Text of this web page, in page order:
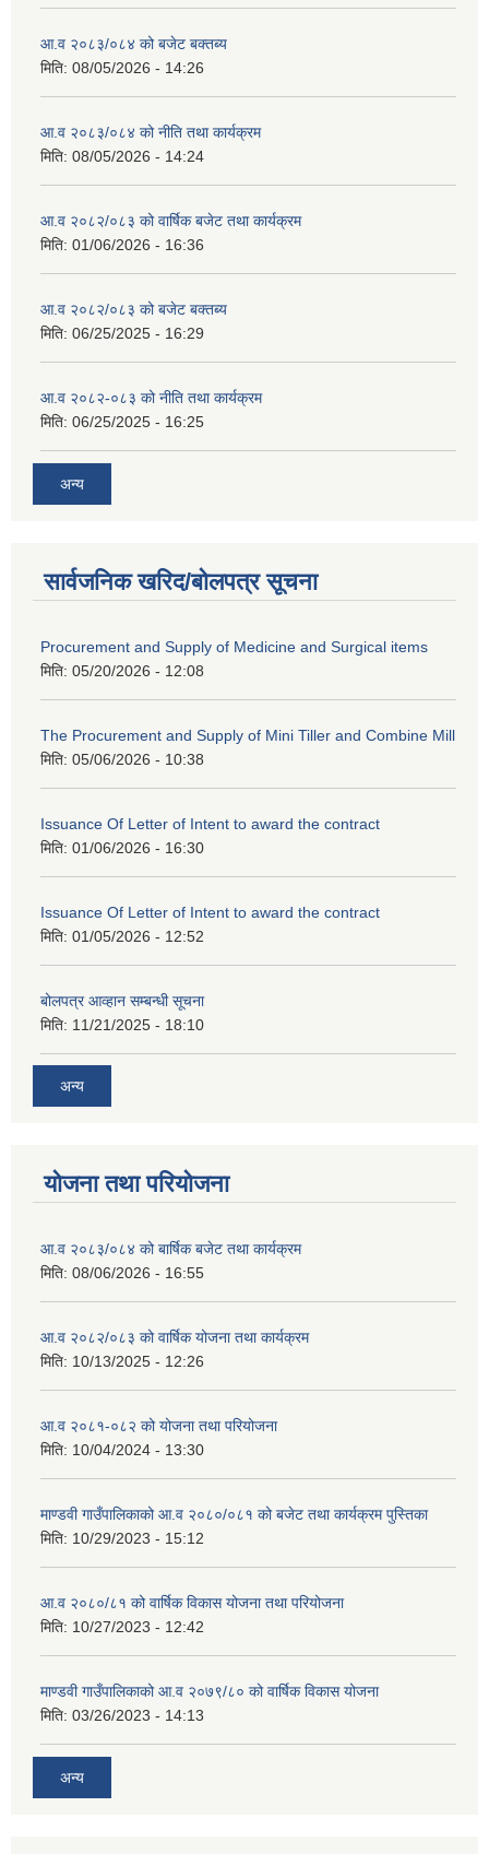
आ.व २०८३/०८४ को बजेट बक्तब्य
मिति: 08/05/2026 - 14:26
आ.व २०८३/०८४ को नीति तथा कार्यक्रम
मिति: 08/05/2026 - 14:24
आ.व २०८२/०८३ को वार्षिक बजेट तथा कार्यक्रम
मिति: 01/06/2026 - 16:36
आ.व २०८२/०८३ को बजेट बक्तब्य
मिति: 06/25/2025 - 16:29
आ.व २०८२-०८३ को नीति तथा कार्यक्रम
मिति: 06/25/2025 - 16:25
अन्य
सार्वजनिक खरिद/बोलपत्र सूचना
Procurement and Supply of Medicine and Surgical items
मिति: 05/20/2026 - 12:08
The Procurement and Supply of Mini Tiller and Combine Mill
मिति: 05/06/2026 - 10:38
Issuance Of Letter of Intent to award the contract
मिति: 01/06/2026 - 16:30
Issuance Of Letter of Intent to award the contract
मिति: 01/05/2026 - 12:52
बोलपत्र आव्हान सम्बन्धी सूचना
मिति: 11/21/2025 - 18:10
अन्य
योजना तथा परियोजना
आ.व २०८३/०८४ को बार्षिक बजेट तथा कार्यक्रम
मिति: 08/06/2026 - 16:55
आ.व २०८२/०८३ को वार्षिक योजना तथा कार्यक्रम
मिति: 10/13/2025 - 12:26
आ.व २०८१-०८२ को योजना तथा परियोजना
मिति: 10/04/2024 - 13:30
माण्डवी गाउँपालिकाको आ.व २०८०/०८१ को बजेट तथा कार्यक्रम पुस्तिका
मिति: 10/29/2023 - 15:12
आ.व २०८०/८१ को वार्षिक विकास योजना तथा परियोजना
मिति: 10/27/2023 - 12:42
माण्डवी गाउँपालिकाको आ.व २०७९/८० को वार्षिक विकास योजना
मिति: 03/26/2023 - 14:13
अन्य